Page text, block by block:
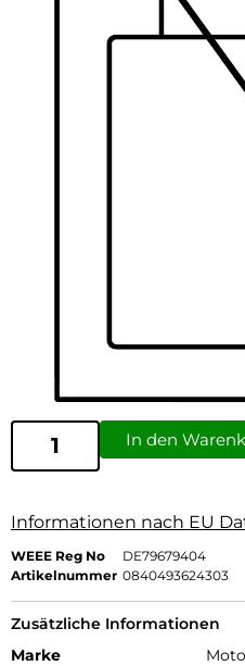
In den
Informationen nach EU
WEEE Reg No
DE79679404
Artikelnummer 0840493624303
Zusätzliche Informationen
Marke